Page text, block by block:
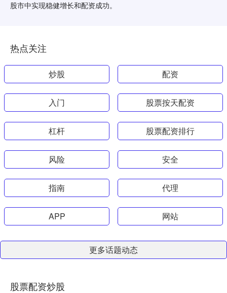
股市中实现稳健增长和配资成功。
热点关注
炒股 配资
入门 股票按天配资
杠杆 股票配资排行
风险 安全
指南 代理
APP 网站
更多话题动态
股票配资炒股